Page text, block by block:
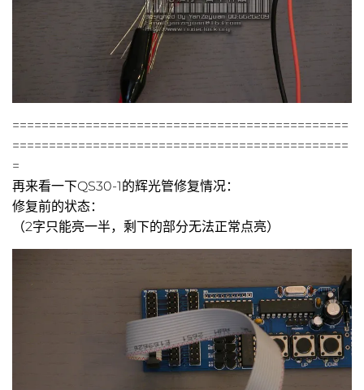
==============================================
==============================================
=
再来看一下QS30-1的辉光管修复情况：
修复前的状态：
（2字只能亮一半，剩下的部分无法正常点亮）